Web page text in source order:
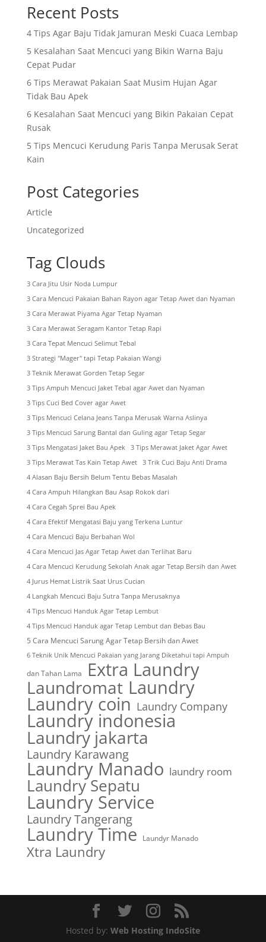
Recent Posts
4 Tips Agar Baju Tidak Jamuran Meski Cuaca Lembap
5 Kesalahan Saat Mencuci yang Bikin Warna Baju
Cepat Pudar
6 Tips Merawat Pakaian Saat Musim Hujan Agar
Tidak Bau Apek
6 Kesalahan Saat Mencuci yang Bikin Pakaian Cepat
Rusak
5 Tips Mencuci Kerudung Paris Tanpa Merusak Serat
Kain
Post Categories
Article
Uncategorized
Tag Clouds
3 Cara Jitu Usir Noda Lumpur
3 Cara Mencuci Pakaian Bahan Rayon agar Tetap Awet dan Nyaman
3 Cara Merawat Piyama Agar Tetap Nyaman
3 Cara Merawat Seragam Kantor Tetap Rapi
3 Cara Tepat Mencuci Selimut Tebal
3 Strategi "Mager" tapi Tetap Pakaian Wangi
3 Teknik Merawat Gorden Tetap Segar
3 Tips Ampuh Mencuci Jaket Tebal agar Awet dan Nyaman
3 Tips Cuci Bed Cover agar Awet
3 Tips Mencuci Celana Jeans Tanpa Merusak Warna Aslinya
3 Tips Mencuci Sarung Bantal dan Guling agar Tetap Segar
3 Tips Mengatasi Jaket Bau Apek
3 Tips Merawat Jaket Agar Awet
3 Tips Merawat Tas Kain Tetap Awet
3 Trik Cuci Baju Anti Drama
4 Alasan Baju Bersih Belum Tentu Bebas Masalah
4 Cara Ampuh Hilangkan Bau Asap Rokok dari
4 Cara Cegah Sprei Bau Apek
4 Cara Efektif Mengatasi Baju yang Terkena Luntur
4 Cara Mencuci Baju Berbahan Wol
4 Cara Mencuci Jas Agar Tetap Awet dan Terlihat Baru
4 Cara Mencuci Kerudung Sekolah Anak agar Tetap Bersih dan Awet
4 Jurus Hemat Listrik Saat Urus Cucian
4 Langkah Mencuci Baju Sutra Tanpa Merusaknya
4 Tips Mencuci Handuk Agar Tetap Lembut
4 Tips Mencuci Handuk agar Tetap Lembut dan Bebas Bau
5 Cara Mencuci Sarung Agar Tetap Bersih dan Awet
6 Teknik Unik Mencuci Pakaian yang Jarang Diketahui tapi Ampuh
dan Tahan Lama Extra Laundry
Laundromat Laundry
Laundry coin Laundry Company
Laundry indonesia
Laundry jakarta
Laundry Karawang
Laundry Manado laundry room
Laundry Sepatu
Laundry Service
Laundry Tangerang
Laundry Time Laundyr Manado
Xtra Laundry
Hosted by: Web Hosting IndoSite